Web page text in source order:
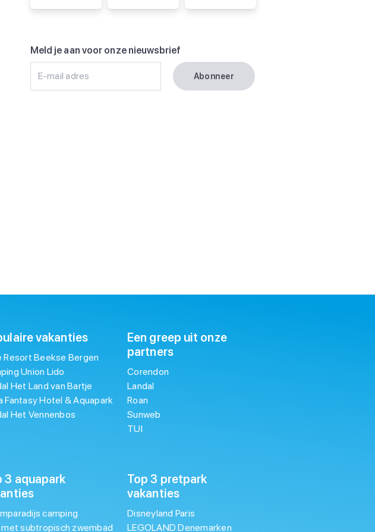
Meld je aan voor onze nieuwsbrief
E-mail adres Abonneer
vakanties
Resort Beekse Bergen
Union Lido
Het Land van Bartje
Fantasy Hotel & Aquapark
Het Vennenbos
Een greep uit onze
partners
Corendon
Landal
Roan
Sunweb
TUI
3 aquapark
camping
met subtropisch zwembad
Top 3 pretpark
vakanties
Disneyland Paris
LEGOLAND Denemarken